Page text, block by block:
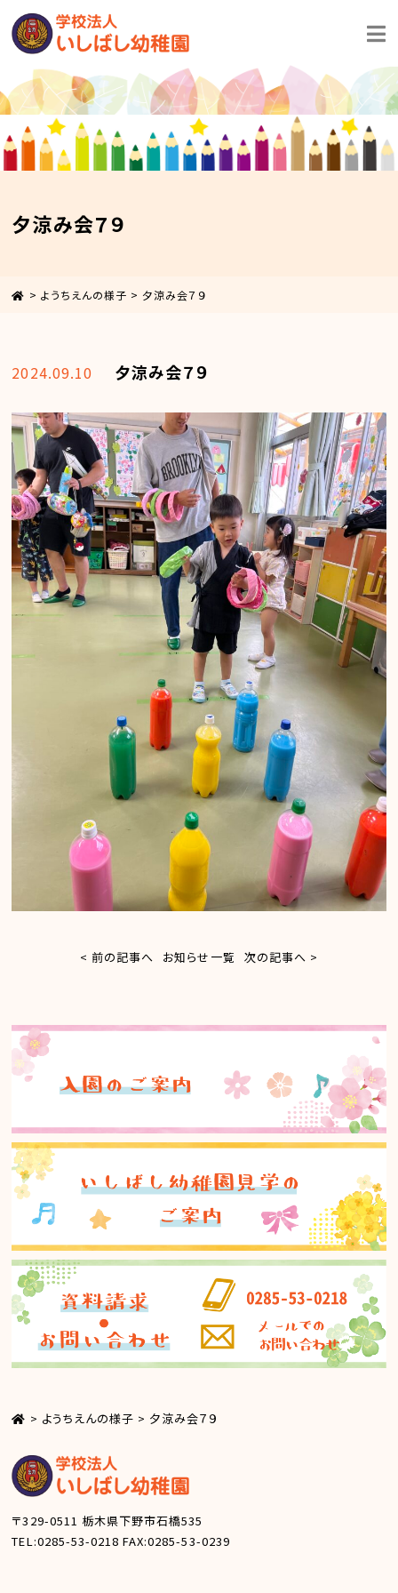
夕涼み会７９
> ようちえんの様子 > 夕涼み会７９
2024.09.10 夕涼み会７９
< 前の記事へ お知らせ一覧 次の記事へ >
> ようちえんの様子 > 夕涼み会７９
〒329-0511 栃木県下野市石橋535
TEL:0285-53-0218 FAX:0285-53-0239